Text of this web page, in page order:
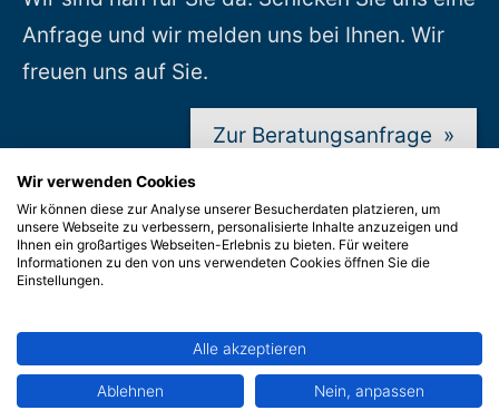
Anfrage und wir melden uns bei Ihnen. Wir
freuen uns auf Sie.
Zur Beratungsanfrage »
Suche:
Zum Ergebnis»
Wir verwenden Cookies
Wir können diese zur Analyse unserer Besucherdaten platzieren, um
unsere Webseite zu verbessern, personalisierte Inhalte anzuzeigen und
Ihnen ein großartiges Webseiten-Erlebnis zu bieten. Für weitere
Informationen zu den von uns verwendeten Cookies öffnen Sie die
Einstellungen.
Alle akzeptieren
Ablehnen Nein, anpassen